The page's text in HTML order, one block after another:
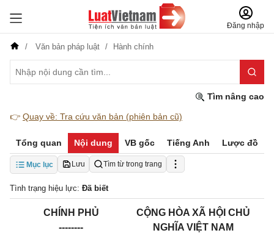
Đăng nhập
Văn bản pháp luật Hành chính
Tìm nâng cao
👉 Quay về: Tra cứu văn bản (phiên bản cũ)
Tổng quan Nội dung VB gốc Tiếng Anh Lược đồ
Mục lục Lưu Tìm từ trong trang
Tình trạng hiệu lực: Đã biết
CHÍNH PHỦ
--------
CỘNG HÒA XÃ HỘI CHỦ
NGHĨA VIỆT NAM